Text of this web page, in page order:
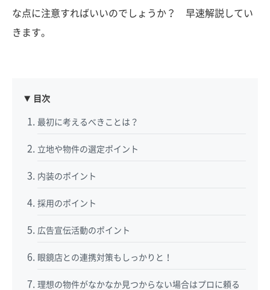
な点に注意すればいいのでしょうか？ 早速解説してい
きます。
目次
最初に考えるべきことは？
立地や物件の選定ポイント
内装のポイント
採用のポイント
広告宣伝活動のポイント
眼鏡店との連携対策もしっかりと！
理想の物件がなかなか見つからない場合はプロに頼る